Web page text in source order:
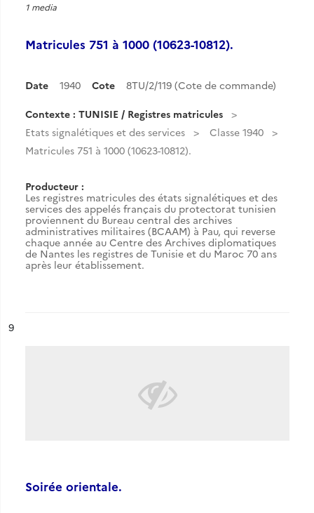
1 media
Matricules 751 à 1000 (10623-10812).
Date 1940 Cote 8TU/2/119 (Cote de commande)
Contexte : TUNISIE / Registres matricules
Etats signalétiques et des services
Classe 1940
Matricules 751 à 1000 (10623-10812).
Producteur :
Les registres matricules des états signalétiques et des
services des appelés français du protectorat tunisien
proviennent du Bureau central des archives
administratives militaires (BCAAM) à Pau, qui reverse
chaque année au Centre des Archives diplomatiques
de Nantes les registres de Tunisie et du Maroc 70 ans
après leur établissement.
n°
9
Soirée orientale.